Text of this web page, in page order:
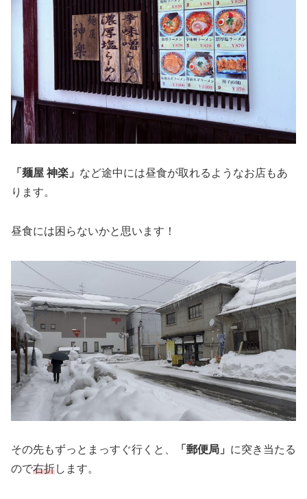
「麺屋 神楽」 など途中には昼食が取れるようなお店もあ
ります。
昼食には困らないかと思います！
その先もずっとまっすぐ行くと、 「郵便局」 に突き当たる
ので右折します。